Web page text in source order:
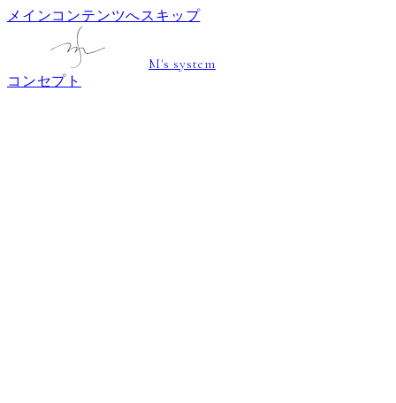
メインコンテンツへスキップ
M's system
コンセプト